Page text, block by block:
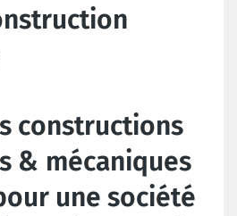
constructions
& mécaniques
une société